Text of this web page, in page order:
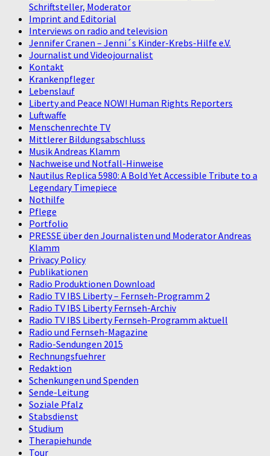
Schriftsteller, Moderator
Imprint and Editorial
Interviews on radio and television
Jennifer Cranen – Jenni´s Kinder-Krebs-Hilfe e.V.
Journalist und Videojournalist
Kontakt
Krankenpfleger
Lebenslauf
Liberty and Peace NOW! Human Rights Reporters
Luftwaffe
Menschenrechte TV
Mittlerer Bildungsabschluss
Musik Andreas Klamm
Nachweise und Notfall-Hinweise
Nautilus Replica 5980: A Bold Yet Accessible Tribute to a
Legendary Timepiece
Nothilfe
Pflege
Portfolio
PRESSE über den Journalisten und Moderator Andreas
Klamm
Privacy Policy
Publikationen
Radio Produktionen Download
Radio TV IBS Liberty – Fernseh-Programm 2
Radio TV IBS Liberty Fernseh-Archiv
Radio TV IBS Liberty Fernseh-Programm aktuell
Radio und Fernseh-Magazine
Radio-Sendungen 2015
Rechnungsfuehrer
Redaktion
Schenkungen und Spenden
Sende-Leitung
Soziale Pfalz
Stabsdienst
Studium
Therapiehunde
Tour